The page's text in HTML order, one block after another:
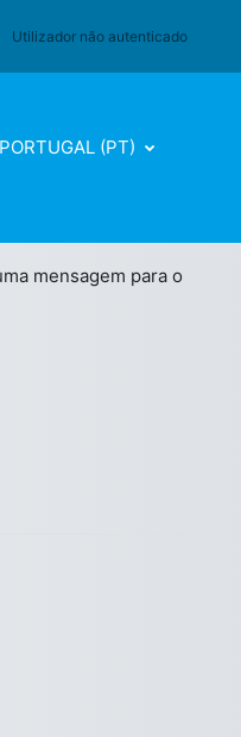
Utilizador não autenticado
‎(PT)‎
mensagem para o